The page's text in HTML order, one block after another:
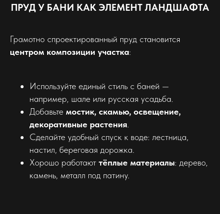
ПРУД У БАНИ КАК ЭЛЕМЕНТ ЛАНДШАФТА
Грамотно спроектированный пруд становится
центром композиции участка:
Используйте единый стиль с баней —
например, шале или русская усадьба.
Добавьте мостик, скамью, освещение,
декоративные растения
Сделайте удобный спуск к воде: лестница,
настил, береговая дорожка.
Хорошо работают тёплые материалы: дерево,
камень, металл под патину.